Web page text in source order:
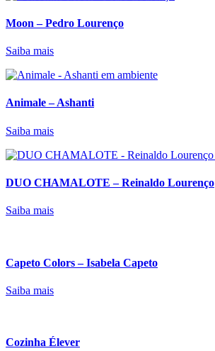
Moon – Pedro Lourenço
Saiba mais
Animale – Ashanti
Saiba mais
DUO CHAMALOTE – Reinaldo Lourenço
Saiba mais
Capeto Colors – Isabela Capeto
Saiba mais
Cozinha Élever